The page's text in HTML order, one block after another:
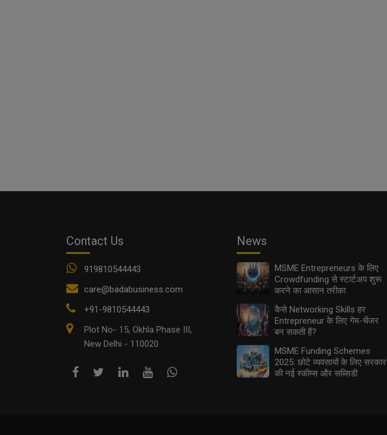
Contact Us
919810544443
care@badabusiness.com
+91-9810544443
Plot No- 15, Okhla Phase III,
New Delhi - 110020
News
MSME Entrepreneurs के लिए
Crowdfunding से स्टार्टअप शुरू
करने का आसान तरीका
कैसे Networking Skills हर
Entrepreneur के लिए गेम-चेंजर
बन सकती हैं?
MSME Funding Schemes
2025: छोटे व्यवसायों के लिए सरकार
की नई स्कीम्स और सब्सिडी